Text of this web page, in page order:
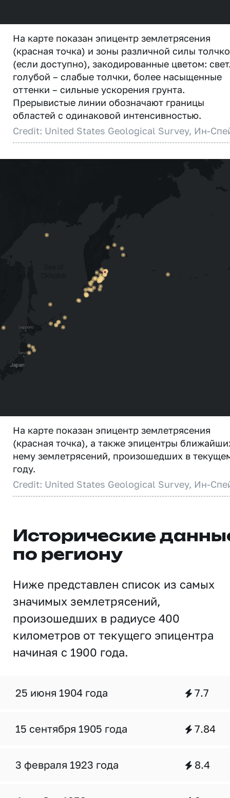
На карте показан эпицентр землетрясения
(красная точка) и зоны различной силы
(если доступно), закодированные цветом:
голубой – слабые толчки, более насыщенные
оттенки – сильные ускорения грунта.
Прерывистые линии обозначают границы
областей с одинаковой интенсивностью.
Credit: United States Geological Survey, Ин-
На карте показан эпицентр землетрясения
(красная точка), а также эпицентры
нему землетрясений, произошедших в
году.
Credit: United States Geological Survey, Ин-
Исторические
по региону
Ниже представлен список из самых
значимых землетрясений,
произошедших в радиусе 400
километров от текущего эпицентра
начиная с 1900 года.
25 июня 1904 года 7.7
15 сентября 1905 года 7.84
3 февраля 1923 года 8.4